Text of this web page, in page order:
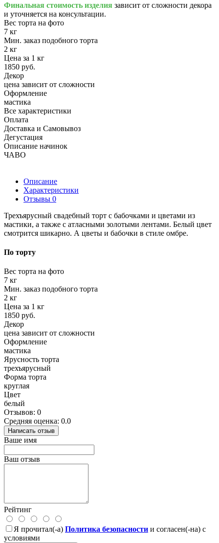
Финальная стоимость изделия зависит от сложности декора
и уточняется на консультации.
Вес торта на фото
7 кг
Мин. заказ подобного торта
2 кг
Цена за 1 кг
1850 руб.
Декор
цена зависит от сложности
Оформление
мастика
Все характеристики
Оплата
Доставка и Самовывоз
Дегустация
Описание начинок
ЧАВО
Описание
Характеристики
Отзывы 0
Трехъярусный свадебный торт с бабочками и цветами из
мастики, а также с атласными золотыми лентами. Белый цвет
смотрится шикарно. А цветы и бабочки в стиле омбре.
По торту
Вес торта на фото
7 кг
Мин. заказ подобного торта
2 кг
Цена за 1 кг
1850 руб.
Декор
цена зависит от сложности
Оформление
мастика
Ярусность торта
трехъярусный
Форма торта
круглая
Цвет
белый
Отзывов: 0
Средняя оценка: 0.0
Написать отзыв
Ваше имя
Ваш отзыв
Рейтинг
Я прочитал(-а) Политика безопасности и согласен(-на) с
условиями